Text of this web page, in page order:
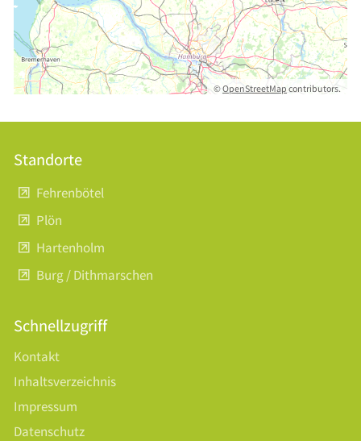
©OpenStreetMap contributors.
Standorte
Fehrenbötel
Plön
Hartenholm
Burg / Dithmarschen
Schnellzugriff
Kontakt
Inhaltsverzeichnis
Impressum
Datenschutz